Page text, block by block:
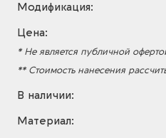
Модификация:
Цена:
* Не является публичной
** Стоимость нанесения
В наличии:
Материал: